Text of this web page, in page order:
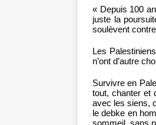
« Depuis 100
juste la
soulèvent
Les
n’ont d’autre
Survivre en
tout, chanter et
avec les siens,
le debke en
sommeil, sans